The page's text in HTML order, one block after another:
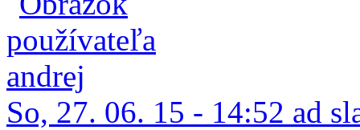
So, 27. 06. 15 - 14:52 ad